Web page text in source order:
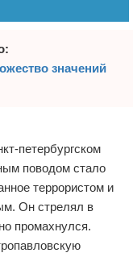
значений
петербургском
поводом стало
террористом и
Он стрелял в
промахнулся.